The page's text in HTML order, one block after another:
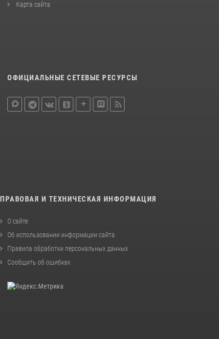
Карта сайта
ОФИЦИАЛЬНЫЕ СЕТЕВЫЕ РЕСУРСЫ
ПРАВОВАЯ И ТЕХНИЧЕСКАЯ ИНФОРМАЦИЯ
О сайте
Об использовании информации сайта
Правила обработки персональных данных
Сообщить об ошибках